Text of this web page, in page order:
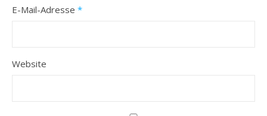
E-Mail-Adresse *
Website